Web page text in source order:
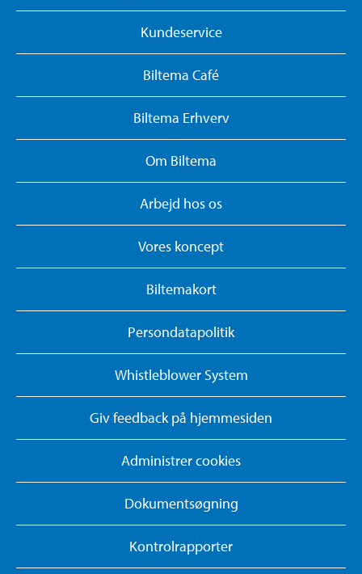
Kundeservice
Biltema Café
Biltema Erhverv
Om Biltema
Arbejd hos os
Vores koncept
Biltemakort
Persondatapolitik
Whistleblower System
Giv feedback på hjemmesiden
Administrer cookies
Dokumentsøgning
Kontrolrapporter